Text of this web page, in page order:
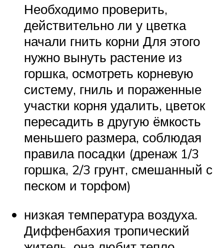
Необходимо проверить,
действительно ли у цветка
начали гнить корни Для этого
нужно вынуть растение из
горшка, осмотреть корневую
систему, гниль и пораженные
участки корня удалить, цветок
пересадить в другую ёмкость
меньшего размера, соблюдая
правила посадки (дренаж 1/3
горшка, 2/3 грунт, смешанный с
песком и торфом)
низкая температура воздуха.
Диффенбахия тропический